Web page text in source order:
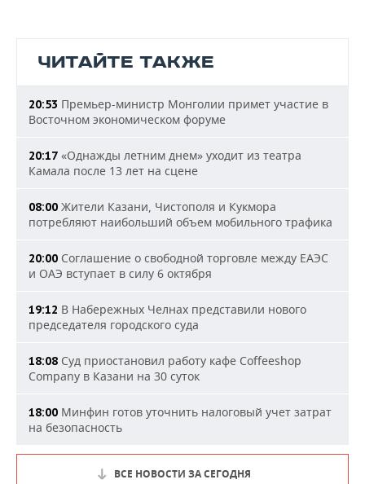
ЧИТАЙТЕ ТАКЖЕ
20:53 Премьер-министр Монголии примет участие в
Восточном экономическом форуме
20:17 «Однажды летним днем» уходит из театра
Камала после 13 лет на сцене
08:00 Жители Казани, Чистополя и Кукмора
потребляют наибольший объем мобильного трафика
20:00 Соглашение о свободной торговле между ЕАЭС
и ОАЭ вступает в силу 6 октября
19:12 В Набережных Челнах представили нового
председателя городского суда
18:08 Суд приостановил работу кафе Coffeeshop
Company в Казани на 30 суток
18:00 Минфин готов уточнить налоговый учет затрат
на безопасность
ВСЕ НОВОСТИ ЗА СЕГОДНЯ